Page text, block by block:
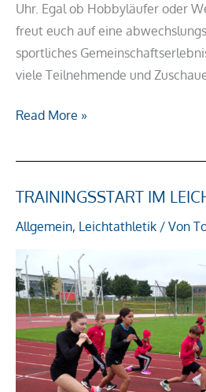
Uhr. Egal ob Hobbyläufer oder
freut euch auf eine
sportliches
viele Teilnehmende und
Read More »
TRAININGSSTART IM
Allgemein, Leichtathletik / Von
Trainingsstart
im